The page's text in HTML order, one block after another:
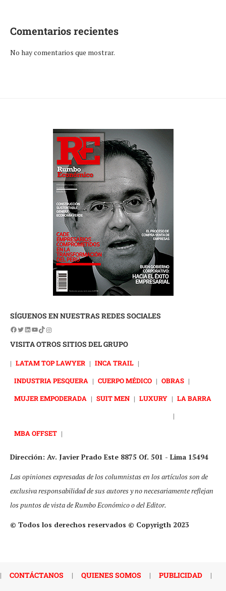
Comentarios recientes
No hay comentarios que mostrar.
SÍGUENOS EN NUESTRAS REDES SOCIALES
VISITA OTROS SITIOS DEL GRUPO
| LATAM TOP LAWYER | INCA TRAIL |
INDUSTRIA PESQUERA | CUERPO MÉDICO | OBRAS |
MUJER EMPODERADA | SUIT MEN | LUXURY | LA BARRA
|
MBA OFFSET |
Dirección: Av. Javier Prado Este 8875 Of. 501 - Lima 15494
Las opiniones expresadas de los columnistas en los artículos son de
exclusiva responsabilidad de sus autores y no necesariamente reflejan
los puntos de vista de Rumbo Económico o del Editor.
© Todos los derechos reservados © Copyrigth 2023
| CONTÁCTANOS | QUIENES SOMOS | PUBLICIDAD |